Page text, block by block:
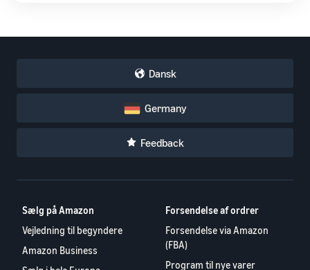
Dansk
Germany
Feedback
Sælg på Amazon
Vejledning til begyndere
Amazon Business
Forsendelse af ordrer
Forsendelse via Amazon
(FBA)
Program til nye varer